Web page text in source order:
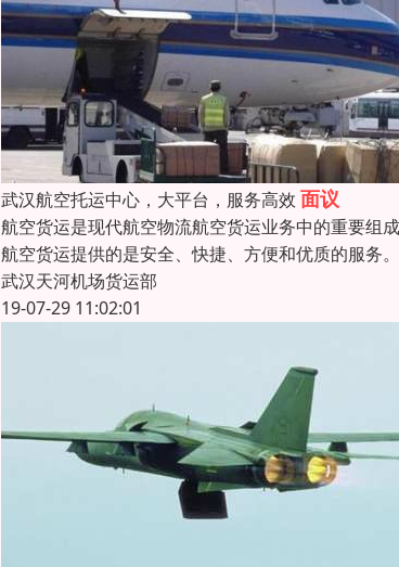
武汉航空托运中心，大平台，服务高效 面议
航空货运是现代航空物流航空货运业务中的重要组
航空货运提供的是安全、快捷、方便和优质的服务
武汉天河机场货运部
19-07-29 11:02:01